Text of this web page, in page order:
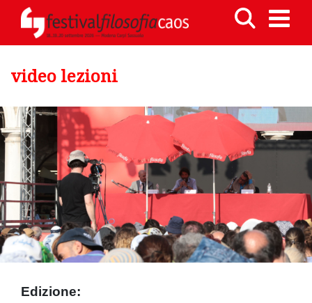
video lezioni
Edizione: